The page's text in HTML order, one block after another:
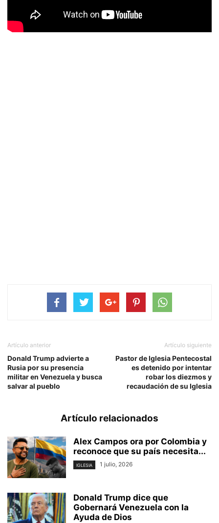
Artículo anterior
Donald Trump advierte a
Rusia por su presencia
militar en Venezuela y busca
salvar al pueblo
Artículo siguiente
Pastor de Iglesia Pentecostal
es detenido por intentar
robar los diezmos y
recaudación de su Iglesia
Artículo relacionados
Alex Campos ora por Colombia y
reconoce que su país necesita...
IGLESIA 1 julio, 2026
Donald Trump dice que
Gobernará Venezuela con la
Ayuda de Dios